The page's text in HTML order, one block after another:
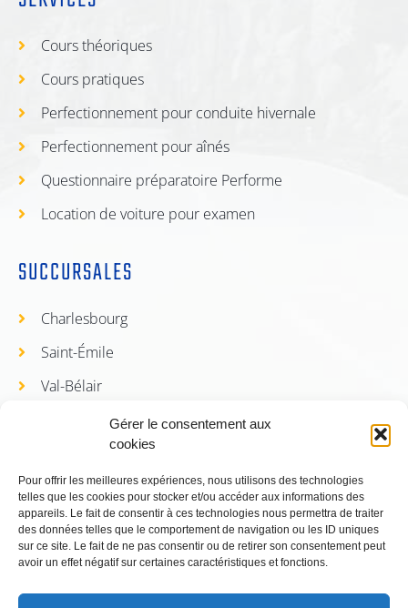
Gérer le consentement aux
cookies
Pour offrir les meilleures expériences, nous utilisons des technologies
telles que les cookies pour stocker et/ou accéder aux informations des
appareils. Le fait de consentir à ces technologies nous permettra de traiter
des données telles que le comportement de navigation ou les ID uniques
sur ce site. Le fait de ne pas consentir ou de retirer son consentement peut
avoir un effet négatif sur certaines caractéristiques et fonctions.
Cours théoriques
Cours pratiques
Perfectionnement pour conduite hivernale
Perfectionnement pour aînés
Questionnaire préparatoire Performe
Location de voiture pour examen
SUCCURSALES
Charlesbourg
Saint-Émile
Val-Bélair
Loretteville
À PROPOS
Tarifs
Inscription
Notre auto école